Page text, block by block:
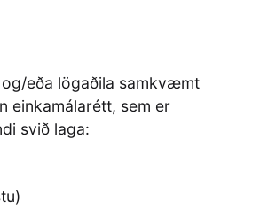
eða lögaðila samkvæmt
einkamálarétt, sem er
svið laga: